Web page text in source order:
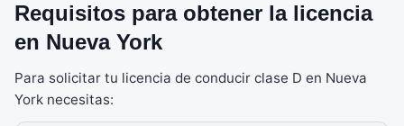
Requisitos para obtener la licencia
en Nueva York
Para solicitar tu licencia de conducir clase D en Nueva
York necesitas: